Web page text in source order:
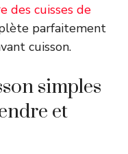
des cuisses de
parfaitement
cuisson.
simples
et